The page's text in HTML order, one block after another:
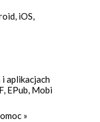
iOS,
aplikacjach
EPub, Mobi
»